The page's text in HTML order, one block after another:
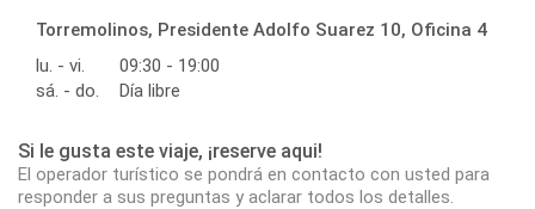
Torremolinos, Presidente Adolfo Suarez 10, Oficina 4
lu. - vi.
09:30 - 19:00
sá. - do.
Día libre
Si le gusta este viaje, ¡reserve aqui!
El operador turístico se pondrá en contacto con usted para
responder a sus preguntas y aclarar todos los detalles.